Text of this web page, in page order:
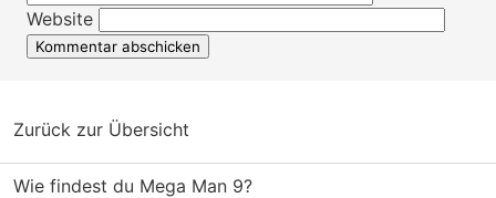
Website
Zurück zur Übersicht
Wie findest du Mega Man 9?